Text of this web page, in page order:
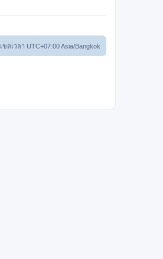
เขตเวลา UTC+07:00 Asia/Bangkok